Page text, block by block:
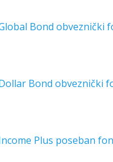
Bond obveznički
Bond obveznički
Plus poseban